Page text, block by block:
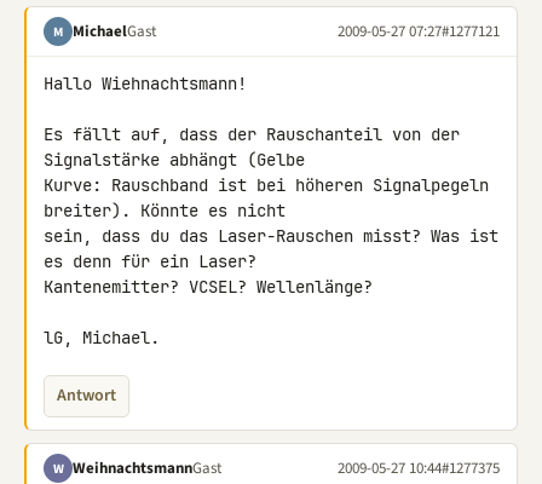
M MichaelGast 2009-05-27 07:27#1277121
Hallo Wiehnachtsmann!
Es fällt auf, dass der Rauschanteil von der
Signalstärke abhängt (Gelbe
Kurve: Rauschband ist bei höheren Signalpegeln
breiter). Könnte es nicht
sein, dass du das Laser-Rauschen misst? Was ist
es denn für ein Laser?
Kantenemitter? VCSEL? Wellenlänge?
lG, Michael.
Antwort
W WeihnachtsmannGast 2009-05-27 10:44#1277375